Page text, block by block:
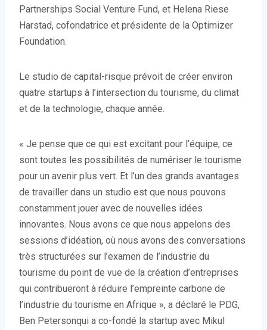
Partnerships Social Venture Fund, et Helena Riese
Harstad, cofondatrice et présidente de la Optimizer
Foundation.
Le studio de capital-risque prévoit de créer environ
quatre startups à l’intersection du tourisme, du climat
et de la technologie, chaque année.
« Je pense que ce qui est excitant pour l’équipe, ce
sont toutes les possibilités de numériser le tourisme
pour un avenir plus vert. Et l’un des grands avantages
de travailler dans un studio est que nous pouvons
constamment jouer avec de nouvelles idées
innovantes. Nous avons ce que nous appelons des
sessions d’idéation, où nous avons des conversations
très structurées sur l’examen de l’industrie du
tourisme du point de vue de la création d’entreprises
qui contribueront à réduire l’empreinte carbone de
l’industrie du tourisme en Afrique », a déclaré le PDG,
Ben Petersonqui a co-fondé la startup avec Mikul